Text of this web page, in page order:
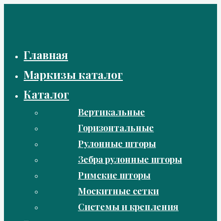
Главная
Маркизы каталог
Каталог
Вертикальные
Горизонтальные
Рулонные шторы
Зебра рулонные шторы
Римские шторы
Москитные сетки
Системы и крепления